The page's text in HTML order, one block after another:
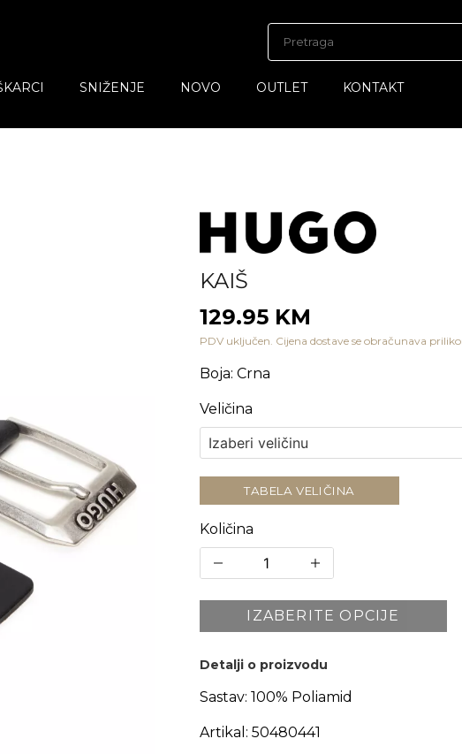
SNIŽENJE NOVO OUTLET KONTAKT
KAIŠ
129.95 KM
PDV uključen. Cijena dostave se obračunava
Boja: Crna
Veličina
TABELA VELIČINA
Količina
IZABERITE OPCIJE
Detalji o proizvodu
Sastav: 100% Poliamid
Artikal: 50480441